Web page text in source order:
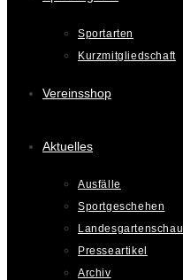
Sportarten
Kurzmitgliedschaft
Vereinsshop
Aktuelles
Ausfälle
Sportgeschehen
Landesgartenschau
Presseartikel
Archiv